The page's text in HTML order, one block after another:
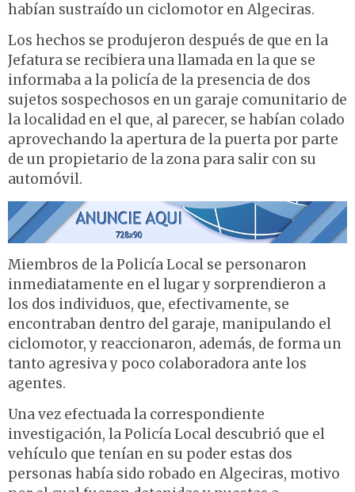
habían sustraído un ciclomotor en Algeciras.
Los hechos se produjeron después de que en la
Jefatura se recibiera una llamada en la que se
informaba a la policía de la presencia de dos
sujetos sospechosos en un garaje comunitario de
la localidad en el que, al parecer, se habían colado
aprovechando la apertura de la puerta por parte
de un propietario de la zona para salir con su
automóvil.
Miembros de la Policía Local se personaron
inmediatamente en el lugar y sorprendieron a
los dos individuos, que, efectivamente, se
encontraban dentro del garaje, manipulando el
ciclomotor, y reaccionaron, además, de forma un
tanto agresiva y poco colaboradora ante los
agentes.
Una vez efectuada la correspondiente
investigación, la Policía Local descubrió que el
vehículo que tenían en su poder estas dos
personas había sido robado en Algeciras, motivo